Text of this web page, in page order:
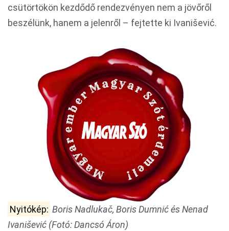
csütörtökön kezdődő rendezvényen nem a jövőről
beszélünk, hanem a jelenről – fejtette ki Ivanišević.
Nyitókép: Boris Nadlukač, Boris Dumnić és Nenad
Ivanišević (Fotó: Dancsó Áron)